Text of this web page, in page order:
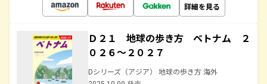
詳細を見る
Ｄ２１ 地球の歩き方 ベトナム ２
０２６～２０２７
Dシリーズ（アジア） 地球の歩き方 海外